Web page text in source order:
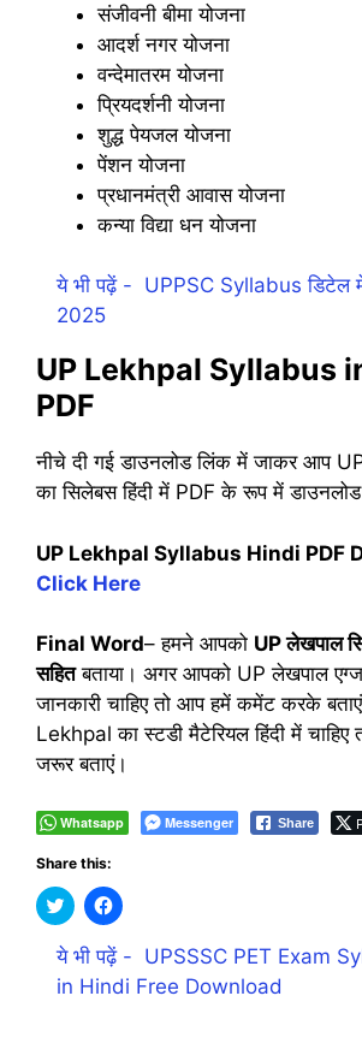
संजीवनी बीमा योजना
आदर्श नगर योजना
वन्देमातरम योजना
प्रियदर्शनी योजना
शुद्ध पेयजल योजना
पेंशन योजना
प्रधानमंत्री आवास योजना
कन्या विद्या धन योजना
ये भी पढ़ें - UPPSC Syllabus डिटेल
2025
UP Lekhpal Syllabus
PDF
नीचे दी गई डाउनलोड लिंक में जाकर आप
का सिलेबस हिंदी में PDF के रूप में
UP Lekhpal Syllabus Hindi PDF
Click Here
Final Word– हमने आपको UP लेखपाल
सहितबताया। अगर आपको UP लेखपाल
जानकारी चाहिए तो आप हमें कमेंट करके
Lekhpal का स्टडी मैटेरियल हिंदी में
जरूर बताएं।
Whatsapp Messenger Share
Share this:
C
l
c
k
t
o
C
l
c
k
t
o
ये भी पढ़ें - UPSSSC PET Exam
in Hindi Free Download